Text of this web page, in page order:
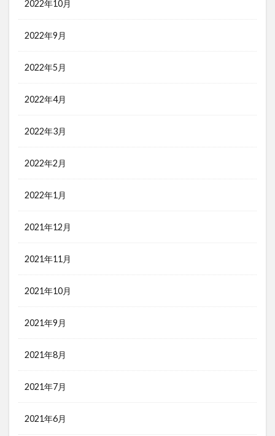
2022年10月
2022年9月
2022年5月
2022年4月
2022年3月
2022年2月
2022年1月
2021年12月
2021年11月
2021年10月
2021年9月
2021年8月
2021年7月
2021年6月